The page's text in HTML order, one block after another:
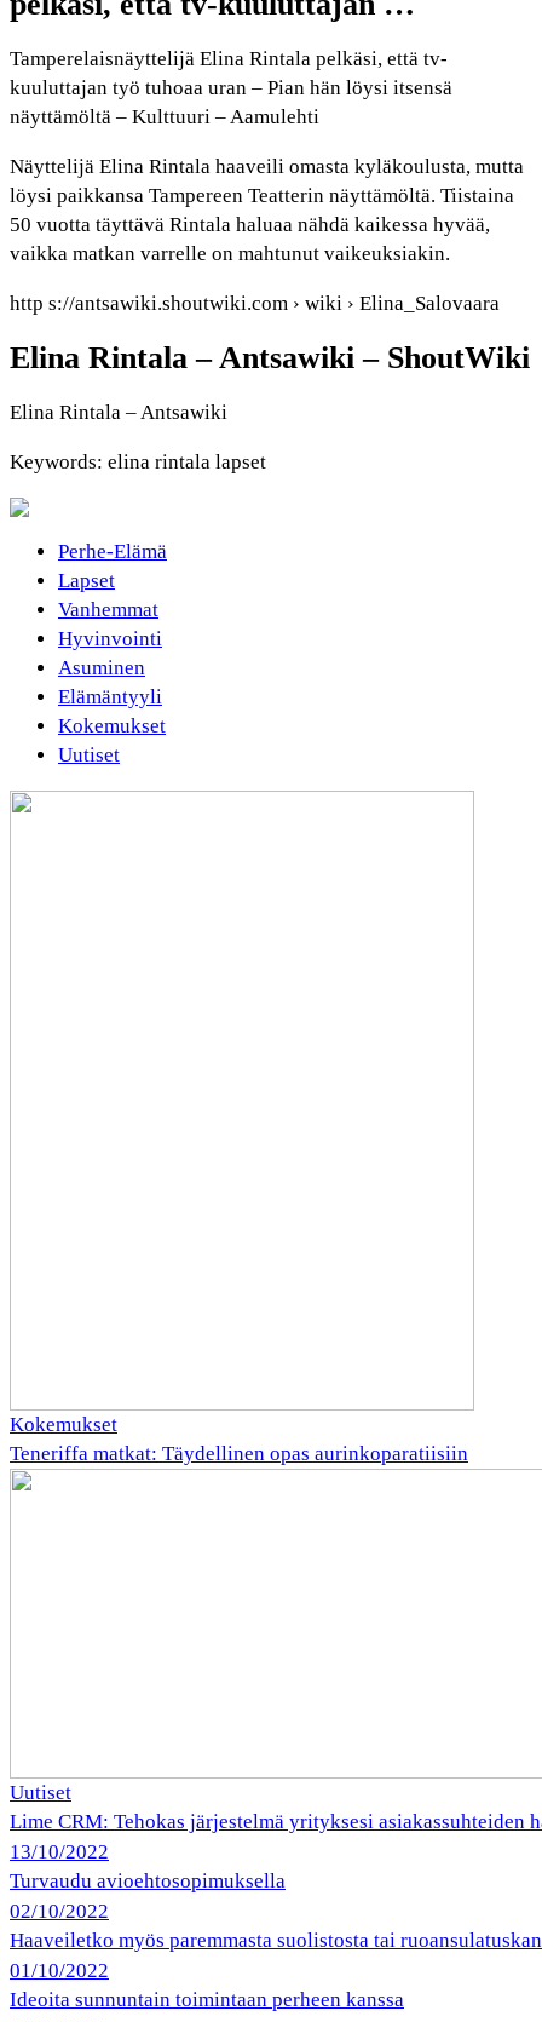
Tamperelaisnäyttelijä Elina Rintala pelkäsi, että tv-
kuuluttajan työ tuhoaa uran – Pian hän löysi itsensä
näyttämöltä – Kulttuuri – Aamulehti
Näyttelijä Elina Rintala haaveili omasta kyläkoulusta, mutta
löysi paikkansa Tampereen Teatterin näyttämöltä. Tiistaina
50 vuotta täyttävä Rintala haluaa nähdä kaikessa hyvää,
vaikka matkan varrelle on mahtunut vaikeuksiakin.
http s://antsawiki.shoutwiki.com › wiki › Elina_Salovaara
Elina Rintala – Antsawiki – ShoutWiki
Elina Rintala – Antsawiki
Keywords: elina rintala lapset
Perhe-Elämä
Lapset
Vanhemmat
Hyvinvointi
Asuminen
Elämäntyyli
Kokemukset
Uutiset
Kokemukset
Teneriffa matkat: Täydellinen opas aurinkoparatiisiin
Uutiset
Lime CRM: Tehokas järjestelmä yrityksesi asiakassuhteiden
13/10/2022
Turvaudu avioehtosopimuksella
02/10/2022
Haaveiletko myös paremmasta suolistosta tai
01/10/2022
Ideoita sunnuntain toimintaan perheen kanssa